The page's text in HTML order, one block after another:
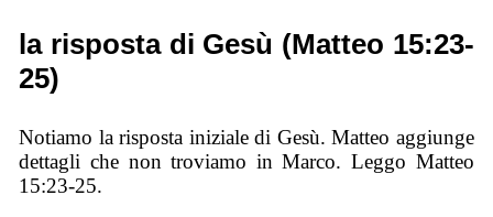
la risposta di Gesù (Matteo 15:23-
25)
Notiamo la risposta iniziale di Gesù. Matteo aggiunge
dettagli che non troviamo in Marco. Leggo Matteo
15:23-25.